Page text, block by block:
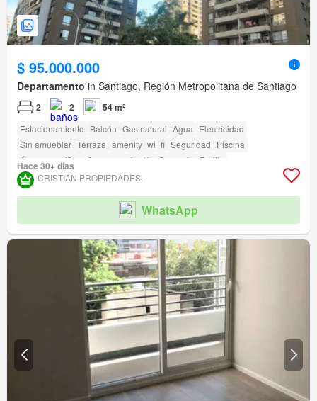
$ 95.000.000
Departamento in Santiago, Región Metropolitana de Santiago
2 2 54 m²
Estacionamiento Balcón Gas natural Agua Electricidad
Sin amueblar Terraza amenity_wi_fi Seguridad Piscina
Área para niños
Ascensor Jardín Conserje
Parilla
Caseta de vigilancia Acceso para personas con discapacidad
Hace 30+ días
CRISTIAN PROPIEDADES.
WhatsApp